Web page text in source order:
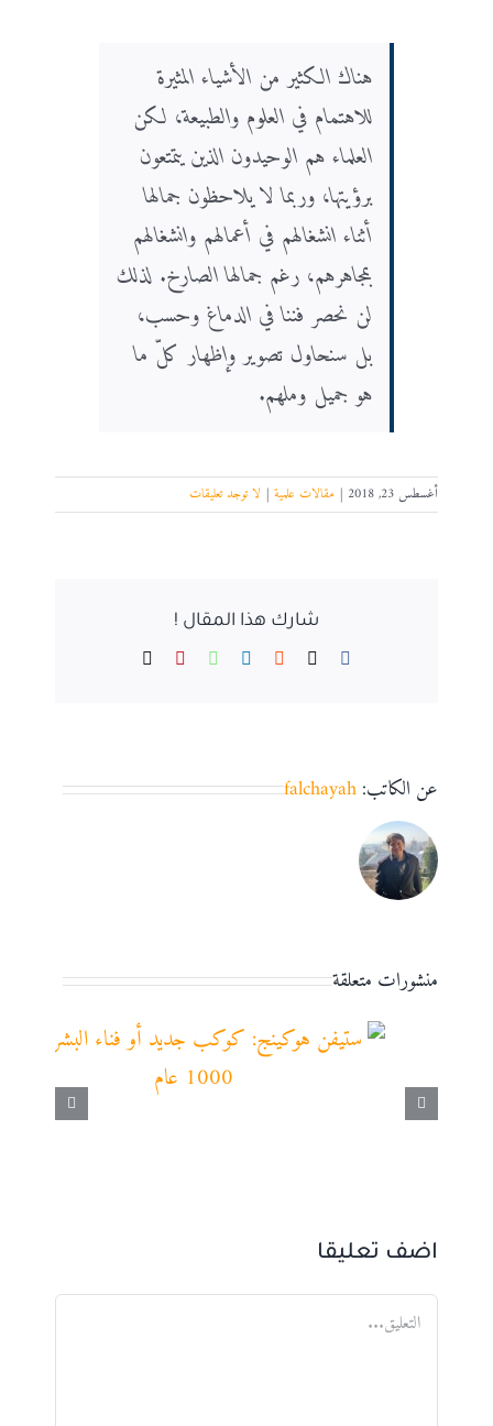
هناك الكثير من الأشياء المثيرة
للاهتمام في العلوم والطبيعة، لكن
العلماء هم الوحيدون الذين يتمتعون
برؤيتها، وربما لا يلاحظون جمالها
أثناء انشغالهم في أعمالهم وانشغالهم
بمجاهرهم، رغم جمالها الصارخ. لذلك
لن نحصر فننا في الدماغ وحسب،
بل سنحاول تصوير وإظهار كلّ ما
هو جميل وملهم.
أغسطس 23, 2018 | مقالات علمية | لا توجد تعليقات
شارك هذا المقال !
Facebook
Reddit
LinkedIn
WhatsApp
Pinterest
عن الكاتب:falchayah
منشورات متعلقة
اضف تعليقا
تعليق